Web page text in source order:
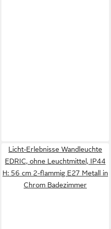
Licht-Erlebnisse Wandleuchte
EDRIC, ohne Leuchtmittel, IP44
H: 56 cm 2-flammig E27 Metall in
Chrom Badezimmer